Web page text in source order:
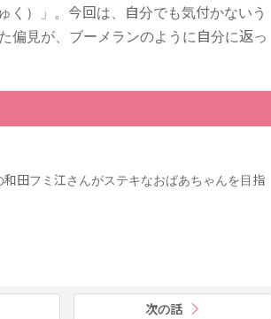
く）」。今回は、自分でも気付かないう
偏見が、ブーメランのように自分に返っ
田フミ江さんがステキなおばあちゃんを目指
次の話